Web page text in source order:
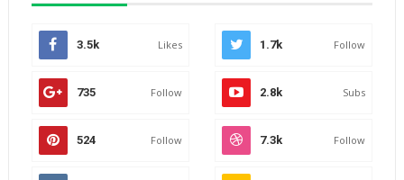
3.5k Likes 1.7k Follow
735 Follow 2.8k Subs
524 Follow 7.3k Follow